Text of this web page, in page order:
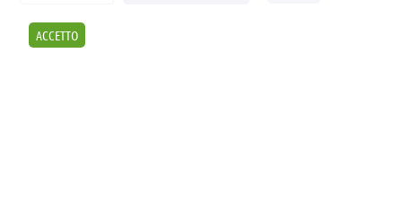
Sintesi e liberatorie
ACCETTO